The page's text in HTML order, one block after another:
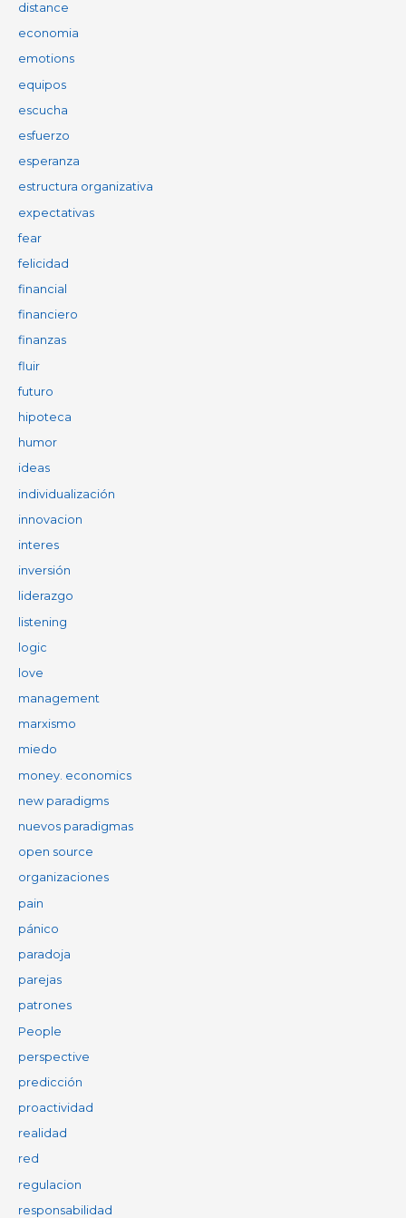
distance
economia
emotions
equipos
escucha
esfuerzo
esperanza
estructura organizativa
expectativas
fear
felicidad
financial
financiero
finanzas
fluir
futuro
hipoteca
humor
ideas
individualización
innovacion
interes
inversión
liderazgo
listening
logic
love
management
marxismo
miedo
money. economics
new paradigms
nuevos paradigmas
open source
organizaciones
pain
pánico
paradoja
parejas
patrones
People
perspective
predicción
proactividad
realidad
red
regulacion
responsabilidad